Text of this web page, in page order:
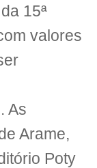
15ª
valores
. As
Arame,
Poty